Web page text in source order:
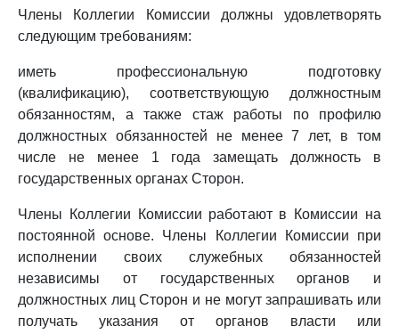
Члены Коллегии Комиссии должны удовлетворять
следующим требованиям:
иметь профессиональную подготовку
(квалификацию), соответствующую должностным
обязанностям, а также стаж работы по профилю
должностных обязанностей не менее 7 лет, в том
числе не менее 1 года замещать должность в
государственных органах Сторон.
Члены Коллегии Комиссии работают в Комиссии на
постоянной основе. Члены Коллегии Комиссии при
исполнении своих служебных обязанностей
независимы от государственных органов и
должностных лиц Сторон и не могут запрашивать или
получать указания от органов власти или